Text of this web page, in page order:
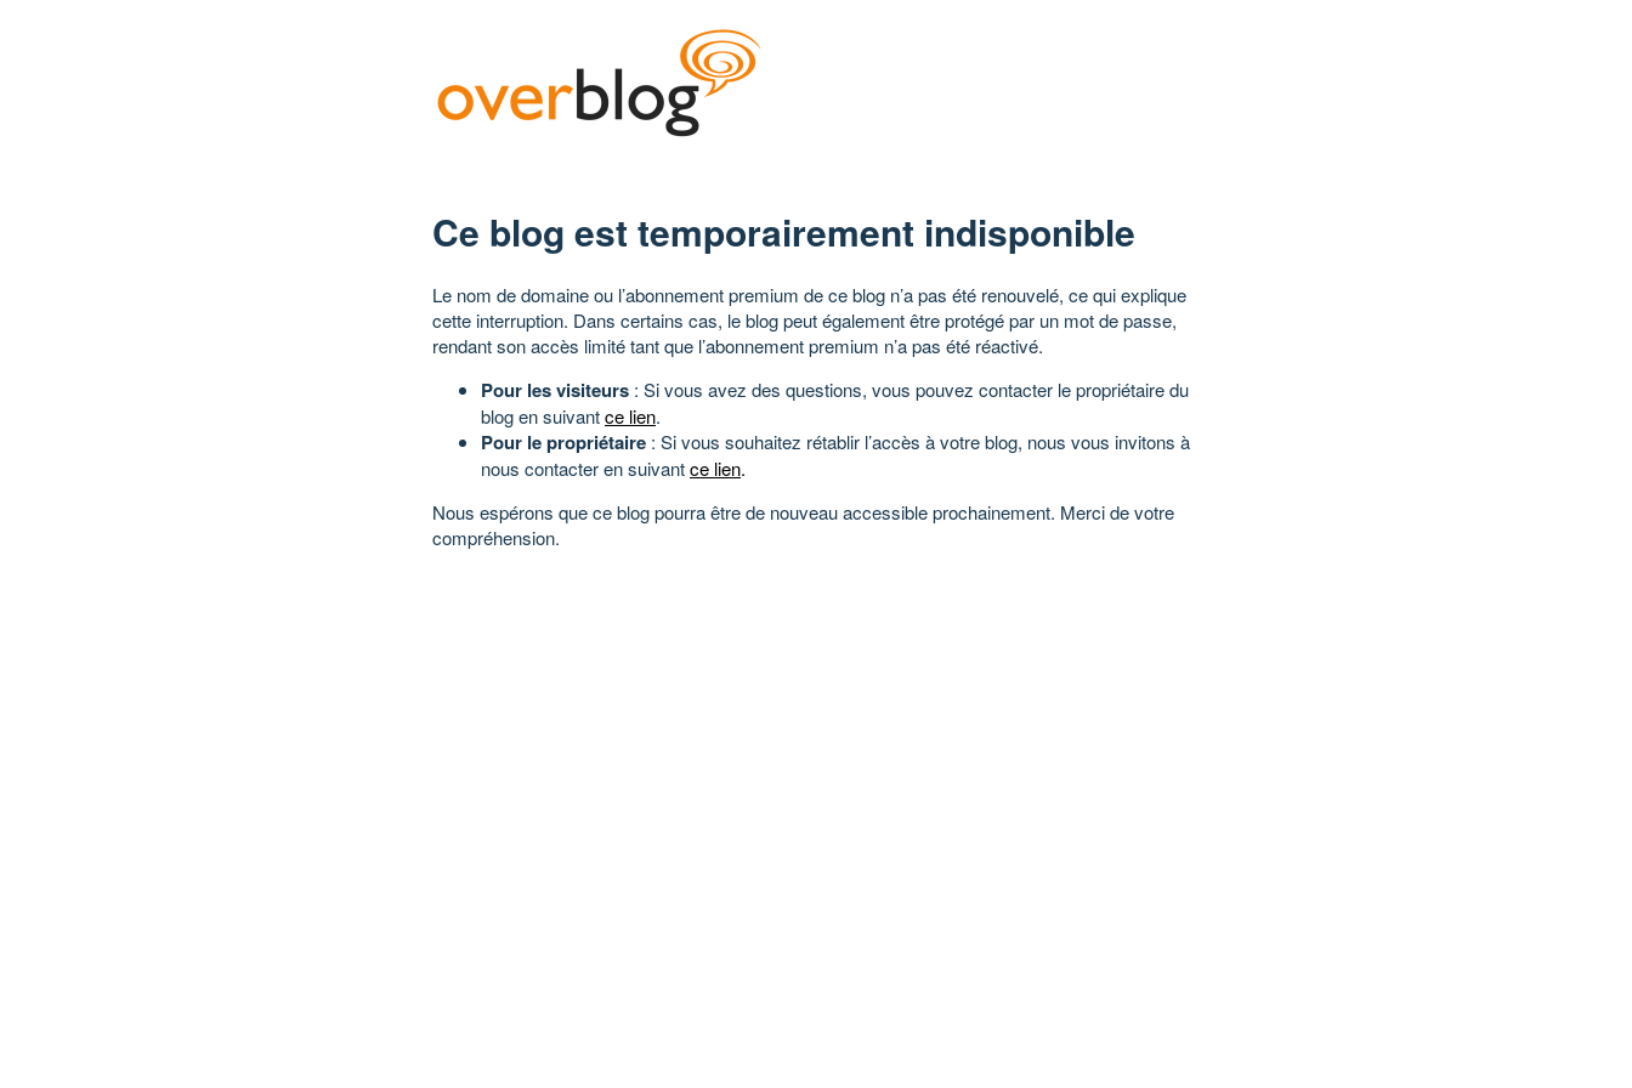
Ce blog est temporairement indisponible
Le nom de domaine ou l’abonnement premium de ce blog n’a pas été renouvelé, ce qui explique
cette interruption. Dans certains cas, le blog peut également être protégé par un mot de passe,
rendant son accès limité tant que l’abonnement premium n’a pas été réactivé.
Pour les visiteurs : Si vous avez des questions, vous pouvez contacter le propriétaire du
blog en suivantce lien.
Pour le propriétaire : Si vous souhaitez rétablir l’accès à votre blog, nous vous invitons à
nous contacter en suivantce lien.
Nous espérons que ce blog pourra être de nouveau accessible prochainement. Merci de votre
compréhension.